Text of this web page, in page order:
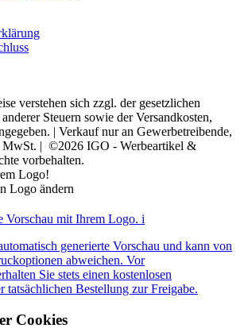
verstehen sich zzgl. der gesetzlichen
Steuern sowie der Versandkosten,
| Verkauf nur an Gewerbetreibende,
MwSt. | ©2026 IGO - Werbeartikel &
vorbehalten.
Logo!
Logo ändern
Vorschau mit Ihrem Logo. i
generierte Vorschau und kann von
abweichen. Vor
Sie stets einen kostenlosen
tatsächlichen Bestellung zur Freigabe.
Cookies